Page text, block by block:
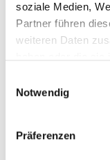
soziale Medien,
Partner führen
weiteren Daten
Notwendig
Präferenzen
Wir
sowie
Ihr Kind